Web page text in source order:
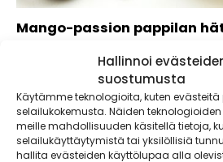
Hallinnoi
suostumusta
Käytämme teknologioita, kuten
selailukokemusta. Näiden
meille mahdollisuuden käsitellä tietoja,
selailukäyttäytymistä tai yksilöllisiä
hallita evästeiden käyttölupaa alla
Mango-passion pappilan
Mango ja passiohedelmä tekevät
jälkiruoasta raikkaan ja keväisen.
joukkoon kivaa...